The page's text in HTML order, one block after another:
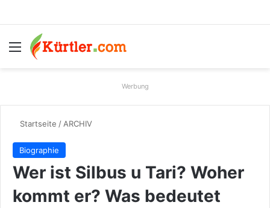
Menü
Werbung
Startseite / ARCHIV
Biographie
Wer ist Silbus u Tari? Woher
kommt er? Was bedeutet